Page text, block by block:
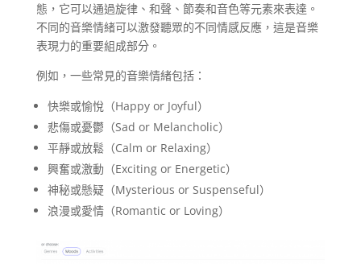
態，它可以通過旋律、和聲、節奏和音色等元素來表達。
不同的音樂情緒可以激發聽眾的不同情感反應，這是音樂
表現力的重要組成部分。
例如，一些常見的音樂情緒包括：
快樂或愉悅（Happy or Joyful）
悲傷或憂鬱（Sad or Melancholic）
平靜或放鬆（Calm or Relaxing）
興奮或激動（Exciting or Energetic）
神秘或懸疑（Mysterious or Suspenseful）
浪漫或愛情（Romantic or Loving）